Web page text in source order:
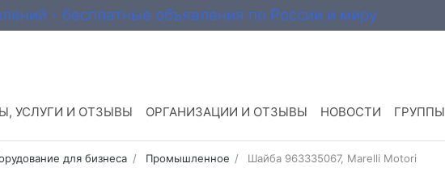
УСЛУГИ И ОТЗЫВЫ ОРГАНИЗАЦИИ И ОТЗЫВЫ НОВОСТИ ГРУППЫ
для бизнеса Промышленное Шайба 963335067, Marelli Motori